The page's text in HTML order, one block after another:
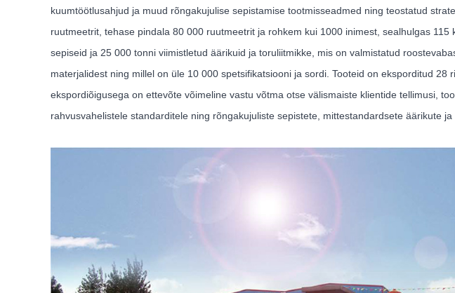
kuumtöötlusahjud ja muud rõngakujulise sepistamise tootmisseadmed ning teostatud
ruutmeetrit, tehase pindala 80 000 ruutmeetrit ja rohkem kui 1000 inimest, sealhulgas
sepiseid ja 25 000 tonni viimistletud äärikuid ja toruliitmikke, mis on valmistatud
materjalidest ning millel on üle 10 000 spetsifikatsiooni ja sordi. Tooteid on eksporditud
ekspordiõigusega on ettevõte võimeline vastu võtma otse välismaiste klientide tellimusi,
rahvusvahelistele standarditele ning rõngakujuliste sepistete, mittestandardsete äärikute